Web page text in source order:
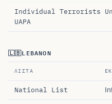
Individual Terrorists
UAPA
🇱🇧LEBANON
ΛΊΣΤΑ
National List